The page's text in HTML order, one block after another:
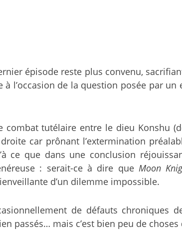
épisode reste plus convenu,
l’occasion de la question posée par
tutélaire entre le dieu Konshu
car prônant l’extermination
ce que dans une conclusion
: serait-ce à dire que Moon
d’un dilemme impossible.
de défauts chroniques
passés… mais c’est bien peu de